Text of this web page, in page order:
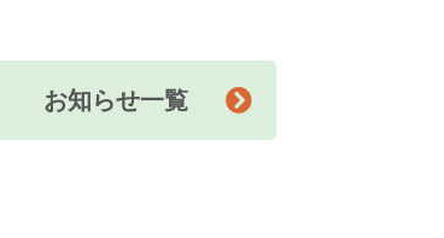
お知らせ一覧